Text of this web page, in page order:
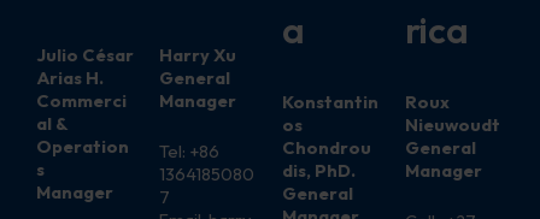
Julio César
Arias H.
Commerci
al &
Operation
s
Manager
Harry Xu
General
Manager
Tel: +86
1364185080
7
a
Konstantin
os
Chondrou
dis, PhD.
General
rica
Roux
Nieuwoudt
General
Manager